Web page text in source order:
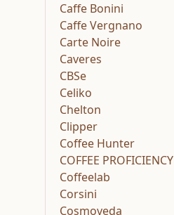
Caffe Bonini
Caffe Vergnano
Carte Noire
Caveres
CBSe
Celiko
Chelton
Clipper
Coffee Hunter
COFFEE PROFICIENCY
Coffeelab
Corsini
Cosmoveda